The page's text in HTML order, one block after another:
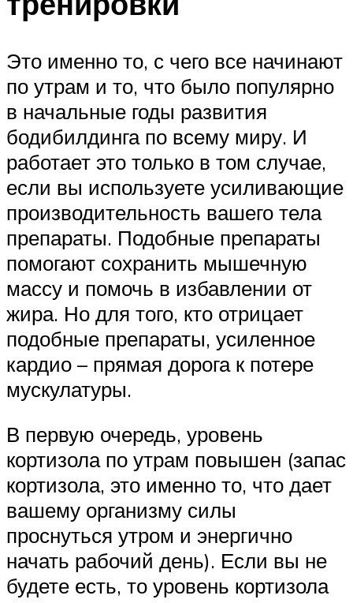
Это именно то, с чего все начинают
по утрам и то, что было популярно
в начальные годы развития
бодибилдинга по всему миру. И
работает это только в том случае,
если вы используете усиливающие
производительность вашего тела
препараты. Подобные препараты
помогают сохранить мышечную
массу и помочь в избавлении от
жира. Но для того, кто отрицает
подобные препараты, усиленное
кардио – прямая дорога к потере
мускулатуры.
В первую очередь, уровень
кортизола по утрам повышен (запас
кортизола, это именно то, что дает
вашему организму силы
проснуться утром и энергично
начать рабочий день). Если вы не
будете есть, то уровень кортизола